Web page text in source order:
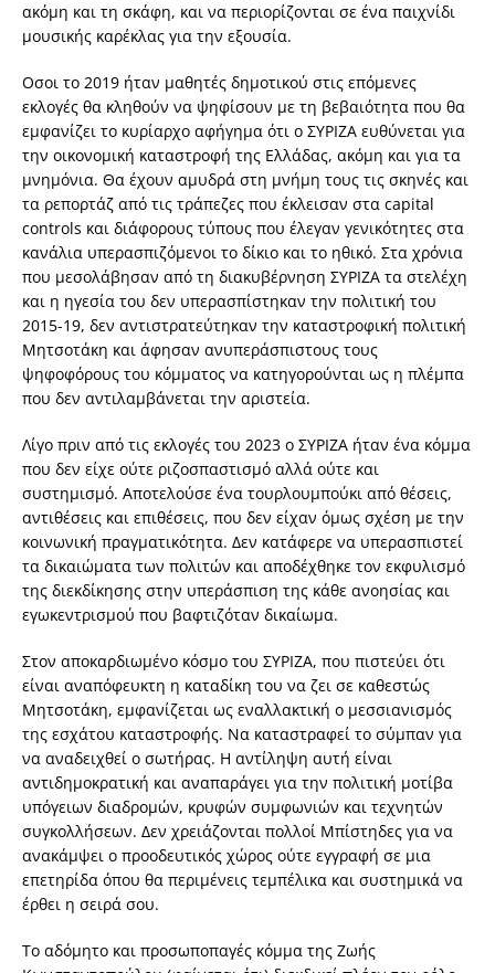
ακόµη και τη σκάφη, και να περιορίζονται σε ένα παιχνίδι
µουσικής καρέκλας για την εξουσία.
Οσοι το 2019 ήταν µαθητές δηµοτικού στις επόµενες
εκλογές θα κληθούν να ψηφίσουν µε τη βεβαιότητα που θα
εµφανίζει το κυρίαρχο αφήγηµα ότι ο ΣΥΡΙΖΑ ευθύνεται για
την οικονοµική καταστροφή της Ελλάδας, ακόµη και για τα
µνηµόνια. Θα έχουν αµυδρά στη µνήµη τους τις σκηνές και
τα ρεπορτάζ από τις τράπεζες που έκλεισαν στα capital
controls και διάφορους τύπους που έλεγαν γενικότητες στα
κανάλια υπερασπιζόµενοι το δίκιο και το ηθικό. Στα χρόνια
που µεσολάβησαν από τη διακυβέρνηση ΣΥΡΙΖΑ τα στελέχη
και η ηγεσία του δεν υπερασπίστηκαν την πολιτική του
2015-19, δεν αντιστρατεύτηκαν την καταστροφική πολιτική
Μητσοτάκη και άφησαν ανυπεράσπιστους τους
ψηφοφόρους του κόµµατος να κατηγορούνται ως η πλέµπα
που δεν αντιλαµβάνεται την αριστεία.
Λίγο πριν από τις εκλογές του 2023 ο ΣΥΡΙΖΑ ήταν ένα κόµµα
που δεν είχε ούτε ριζοσπαστισµό αλλά ούτε και
συστηµισµό. Αποτελούσε ένα τουρλουµπούκι από θέσεις,
αντιθέσεις και επιθέσεις, που δεν είχαν όµως σχέση µε την
κοινωνική πραγµατικότητα. ∆εν κατάφερε να υπερασπιστεί
τα δικαιώµατα των πολιτών και αποδέχθηκε τον εκφυλισµό
της διεκδίκησης στην υπεράσπιση της κάθε ανοησίας και
εγωκεντρισµού που βαφτιζόταν δικαίωµα.
Στον αποκαρδιωµένο κόσµο του ΣΥΡΙΖΑ, που πιστεύει ότι
είναι αναπόφευκτη η καταδίκη του να ζει σε καθεστώς
Μητσοτάκη, εµφανίζεται ως εναλλακτική ο µεσσιανισµός
της εσχάτου καταστροφής. Να καταστραφεί το σύµπαν για
να αναδειχθεί ο σωτήρας. Η αντίληψη αυτή είναι
αντιδηµοκρατική και αναπαράγει για την πολιτική µοτίβα
υπόγειων διαδροµών, κρυφών συµφωνιών και τεχνητών
συγκολλήσεων. ∆εν χρειάζονται πολλοί Μπίστηδες για να
ανακάµψει ο προοδευτικός χώρος ούτε εγγραφή σε µια
επετηρίδα όπου θα περιµένεις τεµπέλικα και συστηµικά να
έρθει η σειρά σου.
Το αδόµητο και προσωποπαγές κόµµα της Ζωής